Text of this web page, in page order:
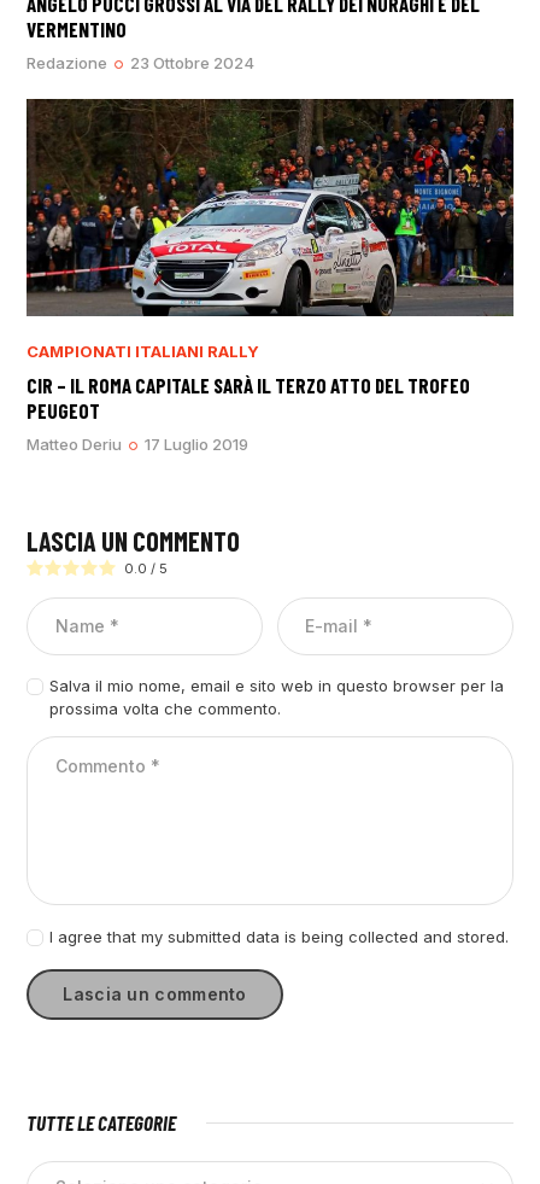
VERMENTINO
Redazione 23 Ottobre 2024
CAMPIONATI ITALIANI RALLY
CIR – IL ROMA CAPITALE SARÀ IL TERZO ATTO DEL TROFEO
PEUGEOT
Matteo Deriu 17 Luglio 2019
LASCIA UN COMMENTO
0.0 / 5
Salva il mio nome, email e sito web in questo browser per la
prossima volta che commento.
I agree that my submitted data is being collected and stored.
TUTTE LE CATEGORIE